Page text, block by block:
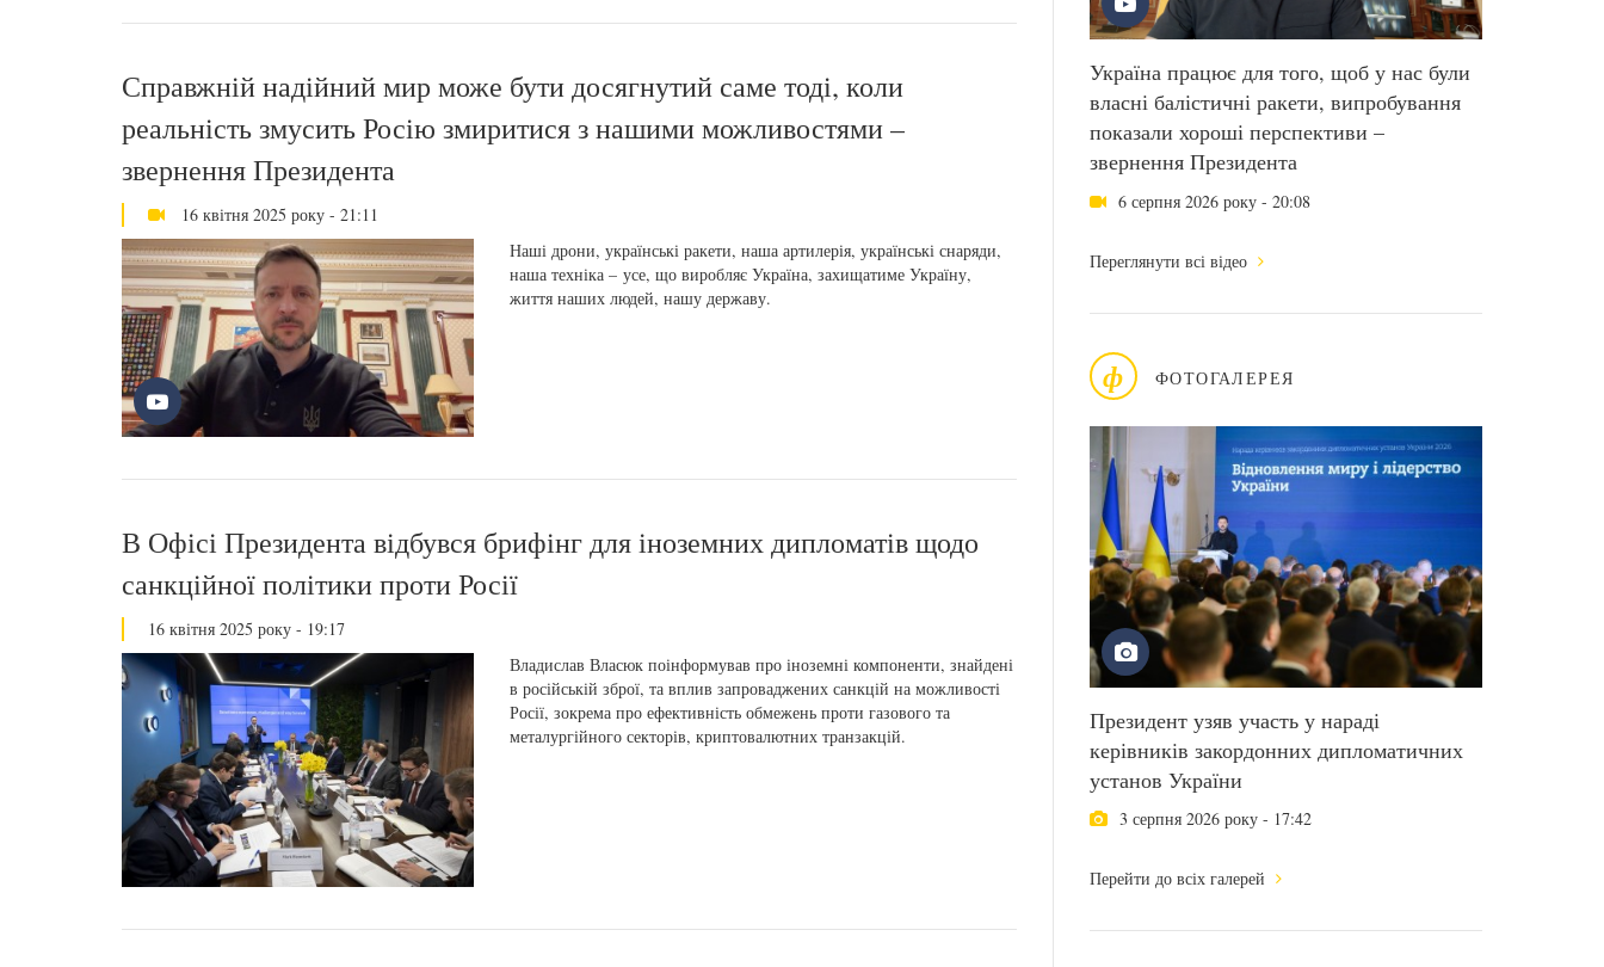
Україна працює для того, щоб у нас були
власні балістичні ракети, випробування
показали хороші перспективи –
звернення Президента
6 серпня 2026 року - 20:08
Переглянути всі відео
ф ФОТОГАЛЕРЕЯ
Президент узяв участь у нараді
керівників закордонних дипломатичних
установ України
3 серпня 2026 року - 17:42
Перейти до всіх галерей
Справжній надійний мир може бути досягнутий саме тоді, коли
реальність змусить Росію змиритися з нашими можливостями –
звернення Президента
16 квітня 2025 року - 21:11
Наші дрони, українські ракети, наша артилерія, українські снаряди,
наша техніка – усе, що виробляє Україна, захищатиме Україну,
життя наших людей, нашу державу.
В Офісі Президента відбувся брифінг для іноземних дипломатів щодо
санкційної політики проти Росії
16 квітня 2025 року - 19:17
Владислав Власюк поінформував про іноземні компоненти, знайдені
в російській зброї, та вплив запроваджених санкцій на можливості
Росії, зокрема про ефективність обмежень проти газового та
металургійного секторів, криптовалютних транзакцій.